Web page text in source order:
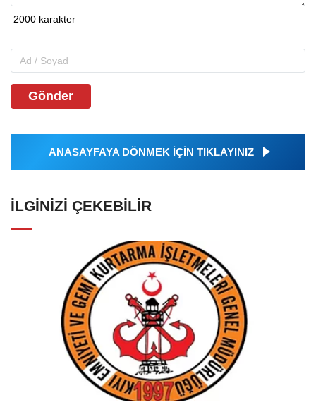
Gönder
ANASAYFAYA DÖNMEK İÇİN TIKLAYINIZ
İLGINIZI ÇEKEBILIR